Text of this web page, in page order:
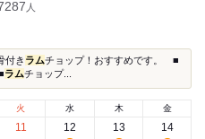
人
付き ラムチョップ！おすすめです。 ■
ラムチョップ...
火
11
水
12
木
13
金
14